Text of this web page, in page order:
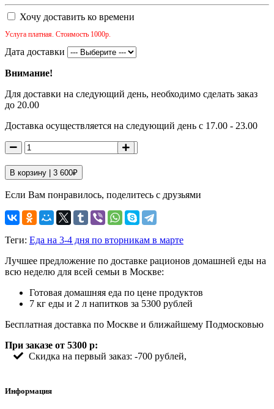
Хочу доставить ко времени
Услуга платная. Стоимость 1000р.
Дата доставки
Внимание!
Для доставки на следующий день, необходимо сделать заказ
до 20.00
Доставка осуществляется на следующий день с 17.00 - 23.00
В корзину | 3 600₽
Если Вам понравилось, поделитесь с друзьями
Теги: Еда на 3-4 дня по вторникам в марте
Лучшее предложение по доставке рационов домашней еды на
всю неделю для всей семьи в Москве:
Готовая домашняя еда по цене продуктов
7 кг еды и 2 л напитков за 5300 рублей
Бесплатная доставка по Москве и ближайшему Подмосковью
При заказе от 5300 р:
Скидка на первый заказ: -700 рублей,
Информация